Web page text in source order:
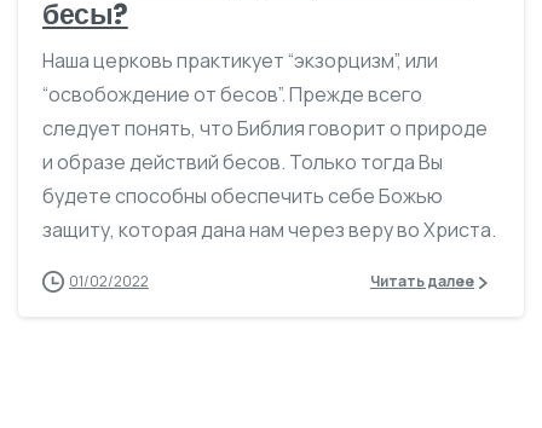
бесы?
Наша церковь практикует “экзорцизм”, или
“освобождение от бесов”. Прежде всего
следует понять, что Библия говорит о природе
и образе действий бесов. Только тогда Вы
будете способны обеспечить себе Божью
защиту, которая дана нам через веру во Христа.
01/02/2022 Читать далее